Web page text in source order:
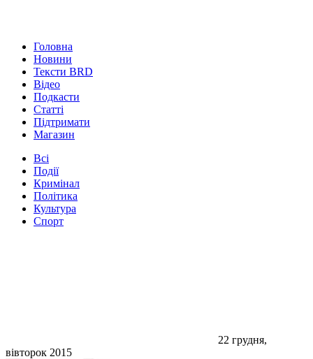
Головна
Новини
Тексти BRD
Відео
Подкасти
Статті
Підтримати
Магазин
Всі
Події
Кримінал
Політика
Культура
Спорт
22 грудня,
вівторок 2015